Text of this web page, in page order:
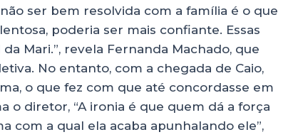
ser bem resolvida com a família é o que
poderia ser mais confiante. Essas
Mari.”, revela Fernanda Machado, que
No entanto, com a chegada de Caio,
o que fez com que até concordasse em
o diretor, “A ironia é que quem dá a força
com a qual ela acaba apunhalando ele”,